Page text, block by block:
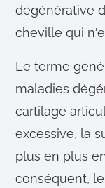
dégénérative
cheville qui
Le terme
maladies
cartilage
excessive, la
plus en plus
conséquent,